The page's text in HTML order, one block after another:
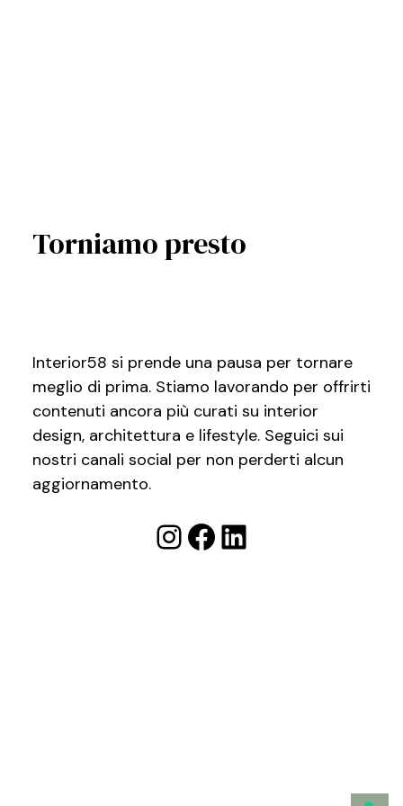
Torniamo presto
Interior58 si prende una pausa per tornare
meglio di prima. Stiamo lavorando per offrirti
contenuti ancora più curati su interior
design, architettura e lifestyle. Seguici sui
nostri canali social per non perderti alcun
aggiornamento.
Instagram
Facebook
LinkedIn